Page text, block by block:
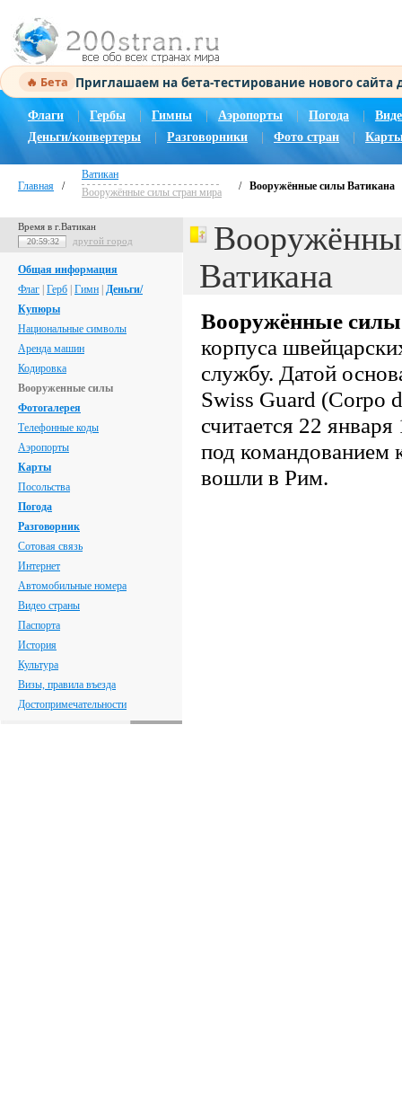
🔥 Бета Приглашаем на бета-тестирование нового
Флаги Гербы Гимны | Аэропорты Погода |
Деньги/конвертеры
Разговорники Фото стран
Главная /
Ватикан
Вооружённые силы стран мира
/ Вооружённые силы Ватикана
Время в г.Ватикан
20:59:33 другой город
Общая информация
Флаг Герб Гимн Деньги/
Купюры
Национальные символы
Аренда машин
Кодировка
Вооруженные силы
Фотогалерея
Телефонные коды
Аэропорты
Карты
Посольства
Погода
Разговорник
Сотовая связь
Интернет
Автомобильные номера
Видео страны
Паспорта
История
Культура
Визы, правила въезда
Достопримечательности
Ватикана
Вооружённые силы
корпуса
службу. Датой
Swiss Guard (Corpo
считается 22 января
под командованием
вошли в Рим.